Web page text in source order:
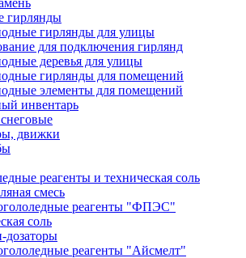
гирлянды
гирлянды для улицы
для подключения гирлянд
деревья для улицы
гирлянды для помещений
элементы для помещений
инвентарь
движки
реагенты и техническая соль
смесь
реагенты "ФПЭС"
соль
дозаторы
реагенты "Айсмелт"